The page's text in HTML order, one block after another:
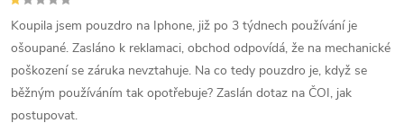
Koupila jsem pouzdro na Iphone, již po 3 týdnech používání je
ošoupané. Zasláno k reklamaci, obchod odpovídá, že na mechanické
poškození se záruka nevztahuje. Na co tedy pouzdro je, když se
běžným používáním tak opotřebuje? Zaslán dotaz na ČOI, jak
postupovat.